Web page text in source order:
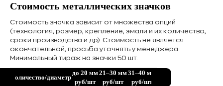
Стоимость металлических значков
Стоимость значка зависит от множества опций
(технология, размер, крепление, эмали и их количество,
сроки производства и др). Стоимость не является
окончательной, просьба уточнять у менеджера.
Минимальный тираж на значки 50 шт.
Количество/диаметр
до 20 мм
руб/шт
21–30 мм
руб/шт
31–40 мм
руб/шт